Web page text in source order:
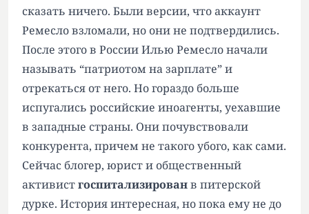
сказать ничего. Были версии, что аккаунт
Ремесло взломали, но они не подтвердились.
После этого в России Илью Ремесло начали
называть “патриотом на зарплате” и
отрекаться от него. Но гораздо больше
испугались российские иноагенты, уехавшие
в западные страны. Они почувствовали
конкурента, причем не такого убого, как сами.
Сейчас блогер, юрист и общественный
активистгоспитализированв питерской
дурке. История интересная, но пока ему не до